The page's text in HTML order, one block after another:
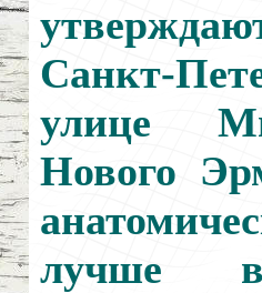
Санкт-
улице
Нового
лучше